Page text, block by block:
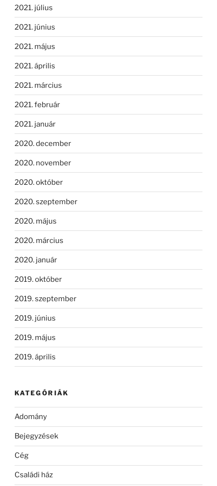
2021. július
2021. június
2021. május
2021. április
2021. március
2021. február
2021. január
2020. december
2020. november
2020. október
2020. szeptember
2020. május
2020. március
2020. január
2019. október
2019. szeptember
2019. június
2019. május
2019. április
KATEGÓRIÁK
Adomány
Bejegyzések
Cég
Családi ház